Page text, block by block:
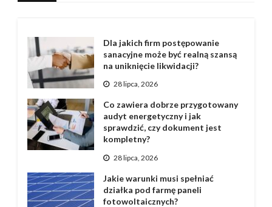
Dla jakich firm postępowanie
sanacyjne może być realną szansą
na uniknięcie likwidacji?
28 lipca, 2026
Co zawiera dobrze przygotowany
audyt energetyczny i jak
sprawdzić, czy dokument jest
kompletny?
28 lipca, 2026
Jakie warunki musi spełniać
działka pod farmę paneli
fotowoltaicznych?